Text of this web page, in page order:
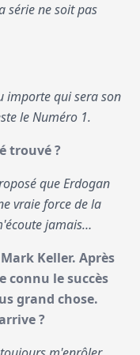
série ne soit pas
importe qui sera son
le Numéro 1.
trouvé ?
que Erdogan
vraie force de la
jamais…
Keller. Après
connu le succès
grand chose.
?